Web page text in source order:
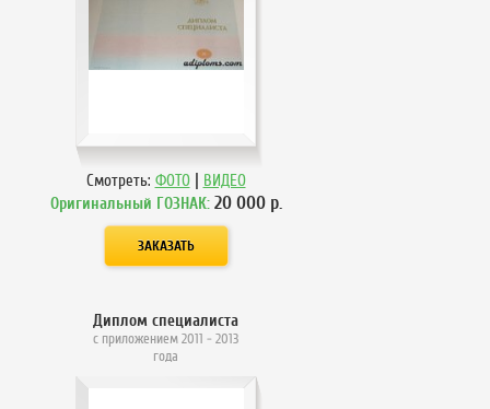
Смотреть: ФОТО | ВИДЕО
Оригинальный ГОЗНАК: 20 000р.
Диплом специалиста
с приложением 2011 - 2013
года